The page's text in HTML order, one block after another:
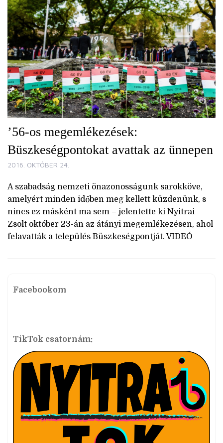
’56-os megemlékezések:
Büszkeségpontokat avattak az ünnepen
2016. OKTÓBER 24.
A szabadság nemzeti önazonosságunk sarokköve,
amelyért minden időben meg kellett küzdenünk, s
nincs ez másként ma sem – jelentette ki Nyitrai
Zsolt október 23-án az átányi megemlékezésen, ahol
felavatták a település Büszkeségpontját. VIDEÓ
Facebookom
TikTok csatornám: